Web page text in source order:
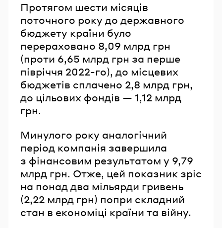
Протягом шести місяців
поточного року до державного
бюджету країни було
перераховано 8,09 млрд грн
(проти 6,65 млрд грн за перше
півріччя 2022-го), до місцевих
бюджетів сплачено 2,8 млрд грн,
до цільових фондів — 1,12 млрд
грн.
Минулого року аналогічний
період компанія завершила
з фінансовим результатом у 9,79
млрд грн. Отже, цей показник зріс
на понад два мільярди гривень
(2,22 млрд грн) попри складний
стан в економіці країни та війну.